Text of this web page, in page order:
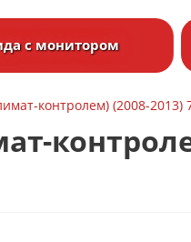
с монитором
контролем) (2008-